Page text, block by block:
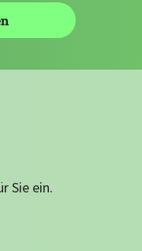
Sie ein.